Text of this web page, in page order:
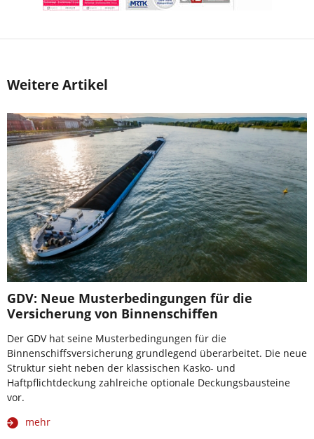
Weitere Artikel
GDV: Neue Musterbedingungen für die
Versicherung von Binnenschiffen
Der GDV hat seine Musterbedingungen für die
Binnenschiffsversicherung grundlegend überarbeitet. Die neue
Struktur sieht neben der klassischen Kasko- und
Haftpflichtdeckung zahlreiche optionale Deckungsbausteine
vor.
mehr